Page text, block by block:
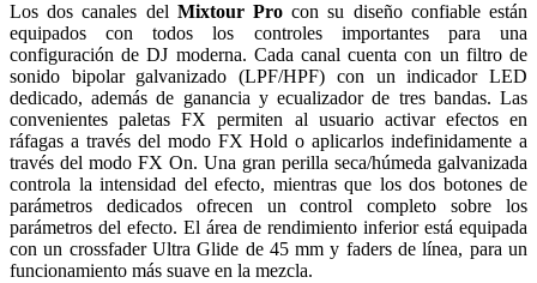
Los dos canales del Mixtour Pro con su diseño confiable están
equipados con todos los controles importantes para una
configuración de DJ moderna. Cada canal cuenta con un filtro de
sonido bipolar galvanizado (LPF/HPF) con un indicador LED
dedicado, además de ganancia y ecualizador de tres bandas. Las
convenientes paletas FX permiten al usuario activar efectos en
ráfagas a través del modo FX Hold o aplicarlos indefinidamente a
través del modo FX On. Una gran perilla seca/húmeda galvanizada
controla la intensidad del efecto, mientras que los dos botones de
parámetros dedicados ofrecen un control completo sobre los
parámetros del efecto. El área de rendimiento inferior está equipada
con un crossfader Ultra Glide de 45 mm y faders de línea, para un
funcionamiento más suave en la mezcla.